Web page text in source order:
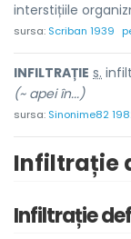
interstițiile
sursa: Scriban 1939
INFILTRAȚIE s.
(~ apei în...)
sursa: Sinonime82
Infiltrație
Infiltrație